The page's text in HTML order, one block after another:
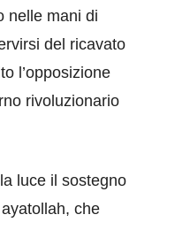
nelle mani di
del ricavato
l’opposizione
rivoluzionario
luce il sostegno
che